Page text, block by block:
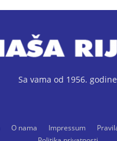
Sa vama od 1956. godine
O nama Impressum